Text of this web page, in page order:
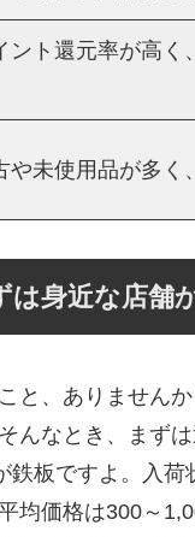
ント還元率が高く
や未使用品が多く
身近な店舗
、ありません
んなとき、まず
板ですよ。入
均価格は300～